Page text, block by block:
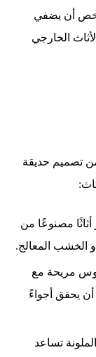
شخص أن يضفي
الخارجي
من تصميم حديقة
أثاثًا مصنوعًا من
الخشب المعالج.
مريحة مع
أن يحقق أجواءً
تساعد